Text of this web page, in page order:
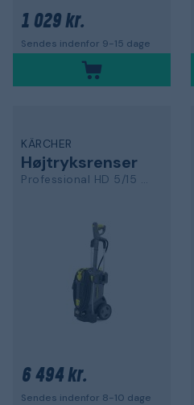
1 029 kr.
Sendes indenfor 9-15 dage
KÄRCHER
Højtryksrenser
Professional HD 5/15 C Plus
6 494 kr.
Sendes indenfor 8-10 dage